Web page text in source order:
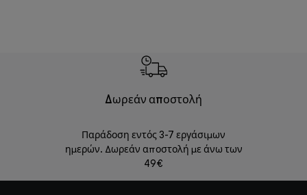
Δωρεάν αποστολή
Παράδοση εντός 3-7 εργάσιμων
ημερών. Δωρεάν αποστολή με άνω των
49€